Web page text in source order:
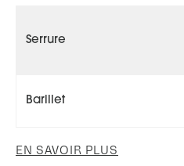
Serrure
Barillet
EN SAVOIR PLUS